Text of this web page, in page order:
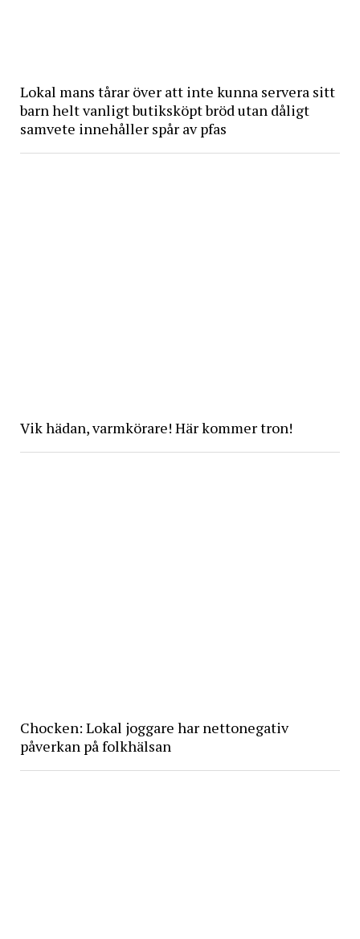
Lokal mans tårar över att inte kunna servera sitt
barn helt vanligt butiksköpt bröd utan dåligt
samvete innehåller spår av pfas
Vik hädan, varmkörare! Här kommer tron!
Chocken: Lokal joggare har nettonegativ
påverkan på folkhälsan